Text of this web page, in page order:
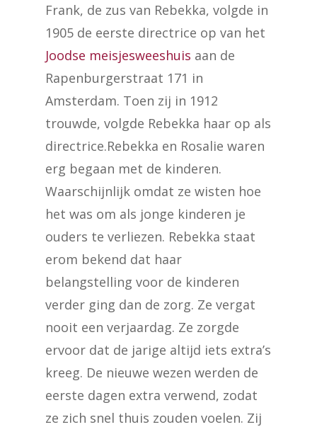
Frank, de zus van Rebekka, volgde in
1905 de eerste directrice op van het
Joodse meisjesweeshuis aan de
Rapenburgerstraat 171 in
Amsterdam. Toen zij in 1912
trouwde, volgde Rebekka haar op als
directrice.Rebekka en Rosalie waren
erg begaan met de kinderen.
Waarschijnlijk omdat ze wisten hoe
het was om als jonge kinderen je
ouders te verliezen. Rebekka staat
erom bekend dat haar
belangstelling voor de kinderen
verder ging dan de zorg. Ze vergat
nooit een verjaardag. Ze zorgde
ervoor dat de jarige altijd iets extra’s
kreeg. De nieuwe wezen werden de
eerste dagen extra verwend, zodat
ze zich snel thuis zouden voelen. Zij